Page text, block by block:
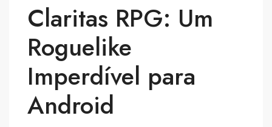
Claritas RPG: Um
Roguelike
Imperdível para
Android